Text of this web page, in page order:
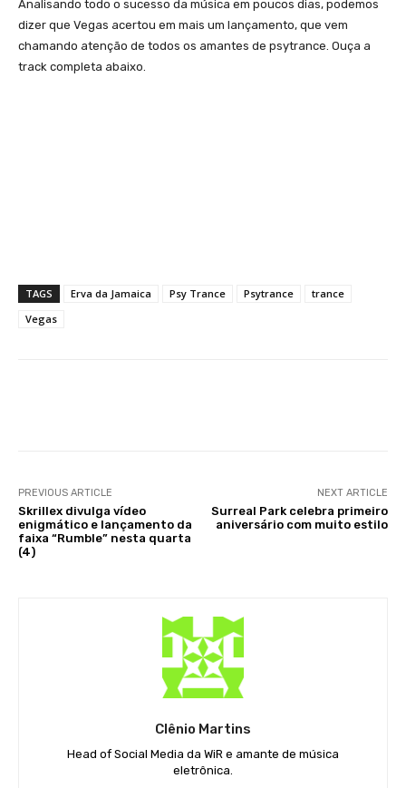
Analisando todo o sucesso da música em poucos dias, podemos
dizer que Vegas acertou em mais um lançamento, que vem
chamando atenção de todos os amantes de psytrance. Ouça a
track completa abaixo.
TAGS Erva da Jamaica Psy Trance Psytrance
trance
Vegas
PREVIOUS ARTICLE
Skrillex divulga vídeo
enigmático e lançamento da
faixa “Rumble” nesta quarta
(4)
NEXT ARTICLE
Surreal Park celebra primeiro
aniversário com muito estilo
Clênio Martins
Head of Social Media da WiR e amante de música
eletrônica.